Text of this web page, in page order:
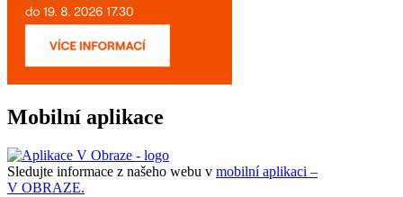
Mobilní aplikace
Sledujte informace z našeho webu v mobilní aplikaci –
V OBRAZE.